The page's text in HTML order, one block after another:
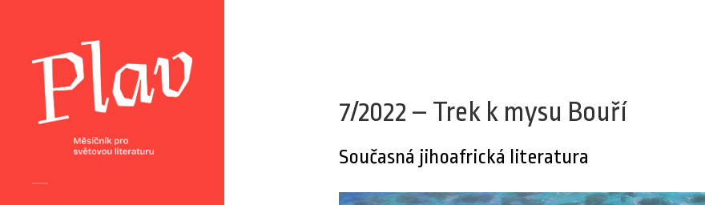
7/2022 – Trek k mysu Bouří
Současná jihoafrická literatura